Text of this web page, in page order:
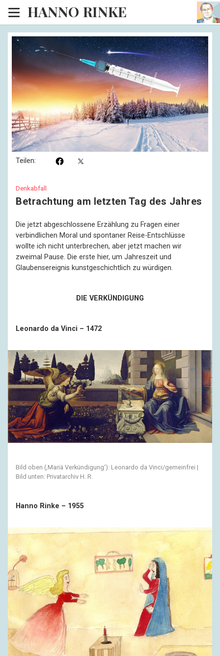
HANNO RINKE
Heim
EISINSEL
Sonntagspredigten
Blog
Lesesaal
Hörsaal
Kinosaal
Teilen:
31
12
Denkabfall
Betrachtung am letzten Tag des Jahres
Die jetzt abgeschlossene Erzählung zu Fragen einer
verbindlichen Moral und spontaner Reise-Entschlüsse
wollte ich nicht unterbrechen, aber jetzt machen wir
zweimal Pause. Die erste hier, um Jahreszeit und
Glaubensereignis kunstgeschichtlich zu würdigen.
DIE VERKÜNDIGUNG
Leonardo da Vinci – 1472
Bild oben (‚Mariä Verkündigung‘): Leonardo da Vinci/gemeinfrei |
Bild unten: Privatarchiv H. R.
Hanno Rinke – 1955